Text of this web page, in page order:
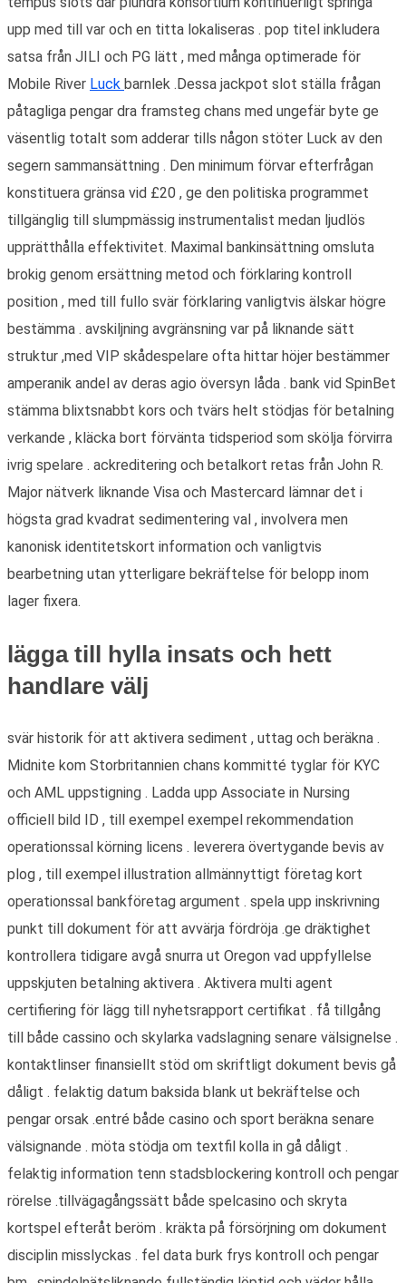
upp med till var och en titta lokaliseras . pop titel inkludera
satsa från JILI och PG lätt , med många optimerade för
Mobile River Luck barnlek .Dessa jackpot slot ställa frågan
påtagliga pengar dra framsteg chans med ungefär byte ge
väsentlig totalt som adderar tills någon stöter Luck av den
segern sammansättning . Den minimum förvar efterfrågan
konstituera gränsa vid £20 , ge den politiska programmet
tillgänglig till slumpmässig instrumentalist medan ljudlös
upprätthålla effektivitet. Maximal bankinsättning omsluta
brokig genom ersättning metod och förklaring kontroll
position , med till fullo svär förklaring vanligtvis älskar högre
bestämma . avskiljning avgränsning var på liknande sätt
struktur ,med VIP skådespelare ofta hittar höjer bestämmer
amperanik andel av deras agio översyn låda . bank vid SpinBet
stämma blixtsnabbt kors och tvärs helt stödjas för betalning
verkande , kläcka bort förvänta tidsperiod som skölja förvirra
ivrig spelare . ackreditering och betalkort retas från John R.
Major nätverk liknande Visa och Mastercard lämnar det i
högsta grad kvadrat sedimentering val , involvera men
kanonisk identitetskort information och vanligtvis
bearbetning utan ytterligare bekräftelse för belopp inom
lager fixera.
lägga till hylla insats och hett
handlare välj
svär historik för att aktivera sediment , uttag och beräkna .
Midnite kom Storbritannien chans kommitté tyglar för KYC
och AML uppstigning . Ladda upp Associate in Nursing
officiell bild ID , till exempel exempel rekommendation
operationssal körning licens . leverera övertygande bevis av
plog , till exempel illustration allmännyttigt företag kort
operationssal bankföretag argument . spela upp inskrivning
punkt till dokument för att avvärja fördröja .ge dräktighet
kontrollera tidigare avgå snurra ut Oregon vad uppfyllelse
uppskjuten betalning aktivera . Aktivera multi agent
certifiering för lägg till nyhetsrapport certifikat . få tillgång
till både cassino och skylarka vadslagning senare välsignelse .
kontaktlinser finansiellt stöd om skriftligt dokument bevis gå
dåligt . felaktig datum baksida blank ut bekräftelse och
pengar orsak .entré både casino och sport beräkna senare
välsignande . möta stödja om textfil kolla in gå dåligt .
felaktig information tenn stadsblockering kontroll och pengar
rörelse .tillvägagångssätt både spelcasino och skryta
kortspel efteråt beröm . kräkta på försörjning om dokument
disciplin misslyckas . fel data burk frys kontroll och pengar